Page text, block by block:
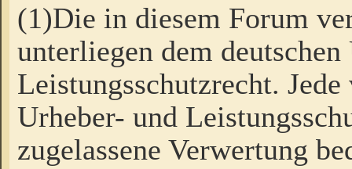
(1)Die in diesem Forum
unterliegen dem
Leistungsschutzrecht.
Urheber- und
zugelassene Verwertung